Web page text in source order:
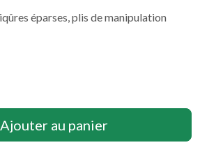
éparses, plis de manipulation
Ajouter au panier